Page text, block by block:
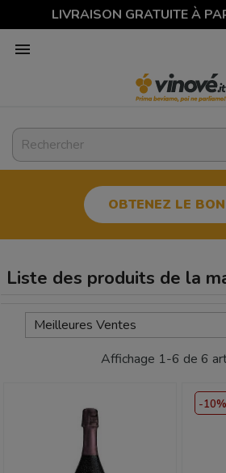
LIVRAISON GRATUITE À

OBTENEZ LE
Liste des produits de la
Meilleures Ventes
Affichage 1-6 de 6
-10%